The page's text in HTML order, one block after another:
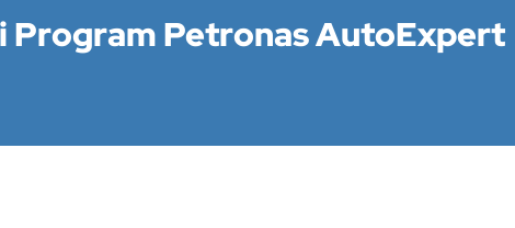
Program Petronas AutoExpert